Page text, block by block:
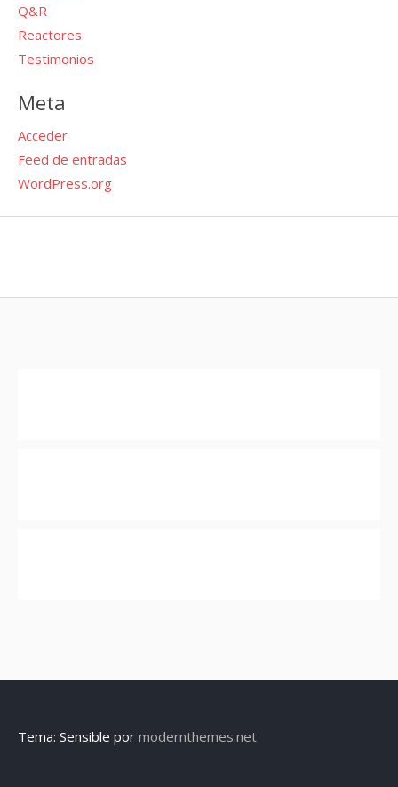
Q&R
Reactores
Testimonios
Meta
Acceder
Feed de entradas
WordPress.org
Tema: Sensible por modernthemes.net